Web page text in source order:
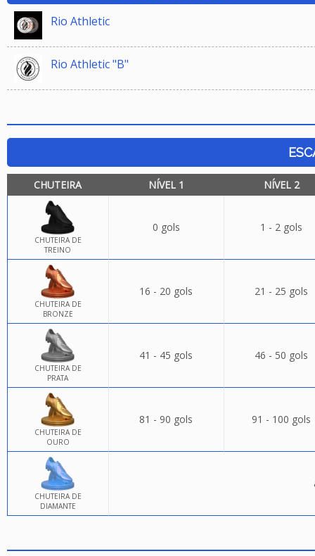
Rio Athletic
Rio Athletic "B"
CHUTEIRA NÍVEL 1 NÍVEL 2
CHUTEIRA DE
TREINO
0 gols 1 - 2 gols
CHUTEIRA DE
BRONZE
16 - 20 gols 21 - 25 gols
CHUTEIRA DE
PRATA
41 - 45 gols 46 - 50 gols
CHUTEIRA DE
OURO
81 - 90 gols 91 - 100 gols
CHUTEIRA DE
DIAMANTE